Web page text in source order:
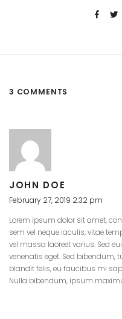
3 COMMENTS
JOHN DOE
February 27, 2019 2:32 pm
Lorem ipsum dolor sit amet,
sem vel neque iaculis, vitae
vel massa laoreet varius. Sed
venenatis eget. Sed bibendum,
blandit felis, eu faucibus mi
Nulla bibendum, ipsum